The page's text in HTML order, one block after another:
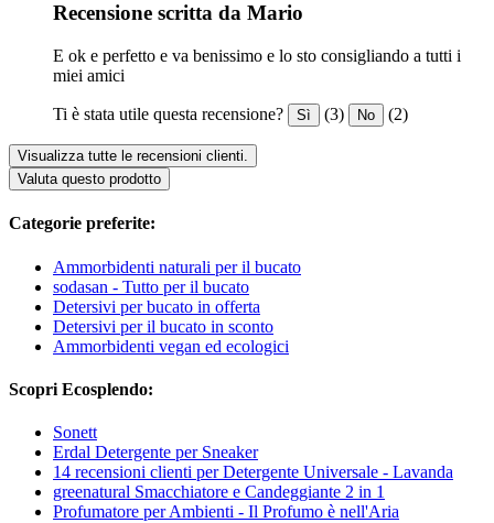
Recensione scritta da Mario
E ok e perfetto e va benissimo e lo sto consigliando a tutti i
miei amici
Ti è stata utile questa recensione? Sì (3) No (2)
Visualizza tutte le recensioni clienti.
Valuta questo prodotto
Categorie preferite:
Ammorbidenti naturali per il bucato
sodasan - Tutto per il bucato
Detersivi per bucato in offerta
Detersivi per il bucato in sconto
Ammorbidenti vegan ed ecologici
Scopri Ecosplendo:
Sonett
Erdal Detergente per Sneaker
14 recensioni clienti per Detergente Universale - Lavanda
greenatural Smacchiatore e Candeggiante 2 in 1
Profumatore per Ambienti - Il Profumo è nell'Aria